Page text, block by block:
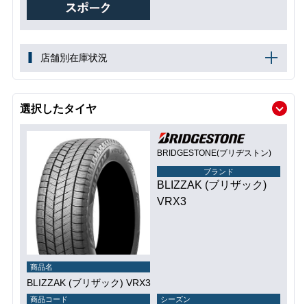
店舗別在庫状況
選択したタイヤ
BRIDGESTONE(ブリヂストン)
ブランド
BLIZZAK (ブリザック)
VRX3
商品名
BLIZZAK (ブリザック) VRX3
商品コード シーズン